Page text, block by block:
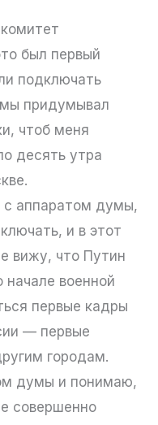
был первый
подключать
придумывал
чтоб меня
десять утра
с аппаратом думы,
и в этот
вижу, что Путин
начале военной
первые кадры
— первые
городам.
думы и понимаю,
совершенно